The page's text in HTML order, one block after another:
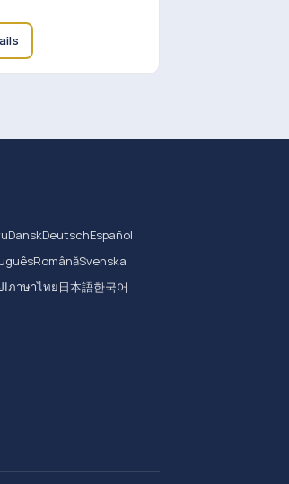
DanskDeutschEspañol
RomânăSvenska
ภาษาไทย日本語한국어